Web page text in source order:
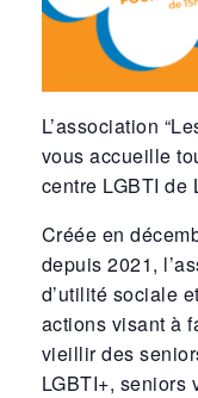
L’association
vous accueille
centre LGBTI de
Créée en
depuis 2021,
d’utilité sociale
actions visant à
vieillir des
LGBTI+, seniors